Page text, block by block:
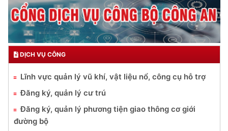
DỊCH VỤ CÔNG
Lĩnh vực quản lý vũ khí, vật liệu nổ, công cụ hỗ trợ
Đăng ký, quản lý cư trú
Đăng ký, quản lý phương tiện giao thông cơ giới
đường bộ